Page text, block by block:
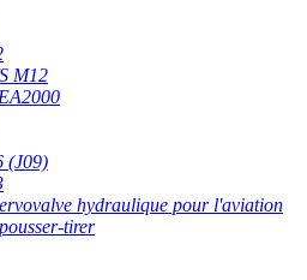
M12
(J09)
hydraulique pour l'aviation
tirer